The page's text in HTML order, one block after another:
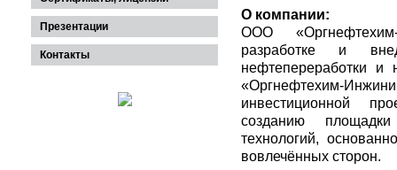
Презентации
Контакты
О компании:
ООО
разработке и
нефтепереработки
«Оргнефтехим-
инвестиционной
созданию
технологий,
вовлечённых сторон.